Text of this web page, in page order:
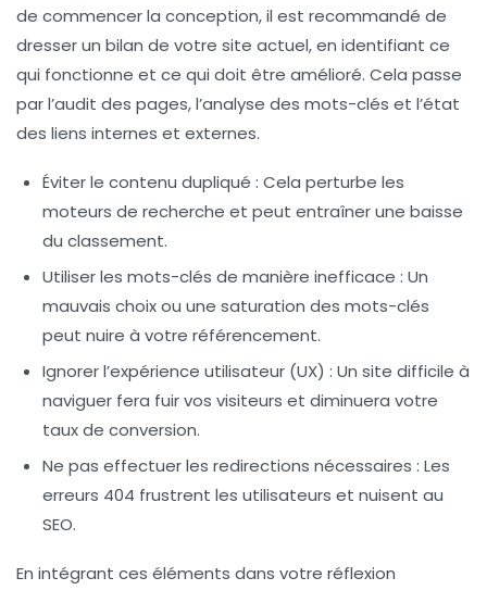
de commencer la conception, il est recommandé de
dresser un bilan de votre site actuel, en identifiant ce
qui fonctionne et ce qui doit être amélioré. Cela passe
par l’audit des pages, l’analyse des mots-clés et l’état
des liens internes et externes.
Éviter le contenu dupliqué : Cela perturbe les
moteurs de recherche et peut entraîner une baisse
du classement.
Utiliser les mots-clés de manière inefficace : Un
mauvais choix ou une saturation des mots-clés
peut nuire à votre référencement.
Ignorer l’expérience utilisateur (UX) : Un site difficile à
naviguer fera fuir vos visiteurs et diminuera votre
taux de conversion.
Ne pas effectuer les redirections nécessaires : Les
erreurs 404 frustrent les utilisateurs et nuisent au
SEO.
En intégrant ces éléments dans votre réflexion